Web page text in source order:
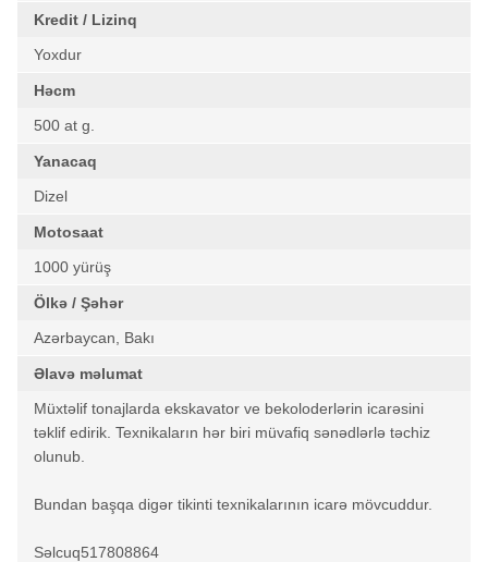
Kredit / Lizinq
Yoxdur
Həcm
500 at g.
Yanacaq
Dizel
Motosaat
1000 yürüş
Ölkə / Şəhər
Azərbaycan, Bakı
Əlavə məlumat
Müxtəlif tonajlarda ekskavator ve bekoloderlərin icarəsini
təklif edirik. Texnikaların hər biri müvafiq sənədlərlə təchiz
olunub.
Bundan başqa digər tikinti texnikalarının icarə mövcuddur.
Səlcuq517808864